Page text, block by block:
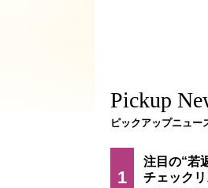
Pickup
ピックアップニュー
1
注目の“若
チェック